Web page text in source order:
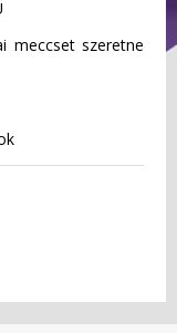
meccset szeretne